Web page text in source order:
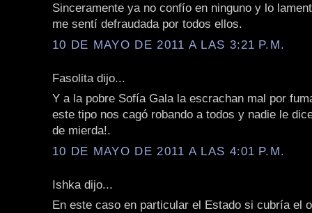
Sinceramente ya no confío en ninguno y lo
me sentí defraudada por todos ellos.
10 DE MAYO DE 2011 A LAS 3:21 P.M.
Fasolita dijo...
Y a la pobre Sofía Gala la escrachan mal por
este tipo nos cagó robando a todos y nadie le
de mierda!.
10 DE MAYO DE 2011 A LAS 4:01 P.M.
Ishka dijo...
En este caso en particular el Estado si cubría el